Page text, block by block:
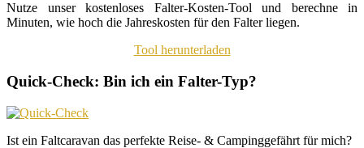
Nutze unser kostenloses Falter-Kosten-Tool und berechne in
Minuten, wie hoch die Jahreskosten für den Falter liegen.
Tool herunterladen
Quick-Check: Bin ich ein Falter-Typ?
Ist ein Faltcaravan das perfekte Reise- & Campinggefährt für mich?